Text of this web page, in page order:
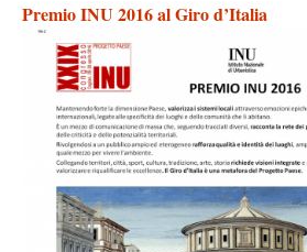
Premio INU 2016 al Giro d’Italia